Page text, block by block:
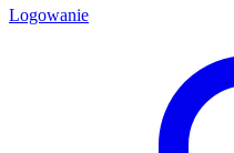
Logowanie